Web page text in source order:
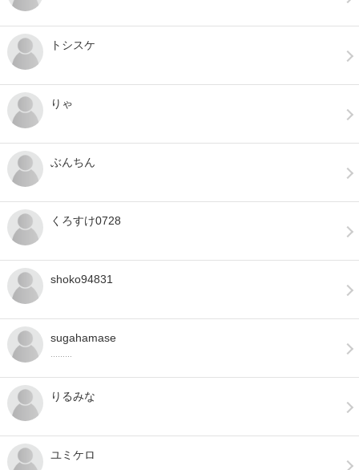
トシスケ
りゃ
ぶんちん
くろすけ0728
shoko94831
sugahamase
………
りるみな
ユミケロ